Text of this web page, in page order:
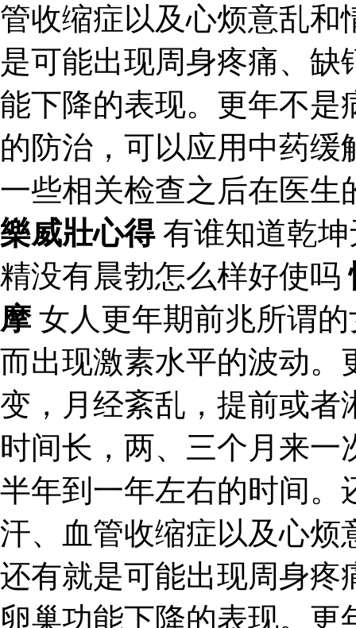
管收缩症以及心烦意乱和
是可能出现周身疼痛、
能下降的表现。更年不是
的防治，可以应用中药
一些相关检查之后在医生
樂威壯心得有谁知道乾坤
精没有晨勃怎么样好使吗
摩女人更年期前兆所谓
而出现激素水平的波动。
变，月经紊乱，提前或者
时间长，两、三个月来
半年到一年左右的时间。
汗、血管收缩症以及心烦
还有就是可能出现周身疼
卵巢功能下降的表现。